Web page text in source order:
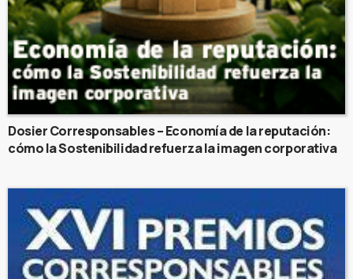
Dosier Corresponsables – Economía de la reputación:
cómo la Sostenibilidad refuerza la imagen corporativa